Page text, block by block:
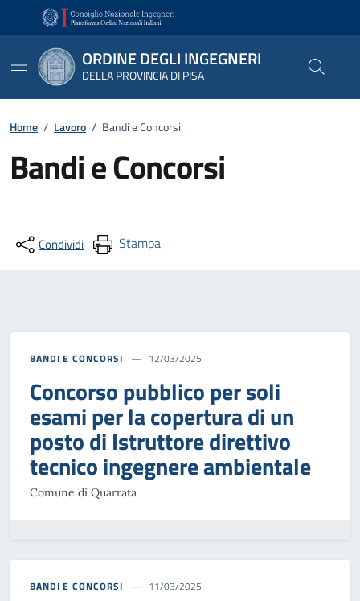
Vai ai contenuti
Vai al footer
ORDINE DEGLI INGEGNERI
DELLA PROVINCIA DI PISA
Home / Lavoro / Bandi e Concorsi
Bandi e Concorsi
Condividi Stampa
BANDI E CONCORSI 12/03/2025
Concorso pubblico per soli
esami per la copertura di un
posto di Istruttore direttivo
tecnico ingegnere ambientale
Comune di Quarrata
BANDI E CONCORSI 11/03/2025